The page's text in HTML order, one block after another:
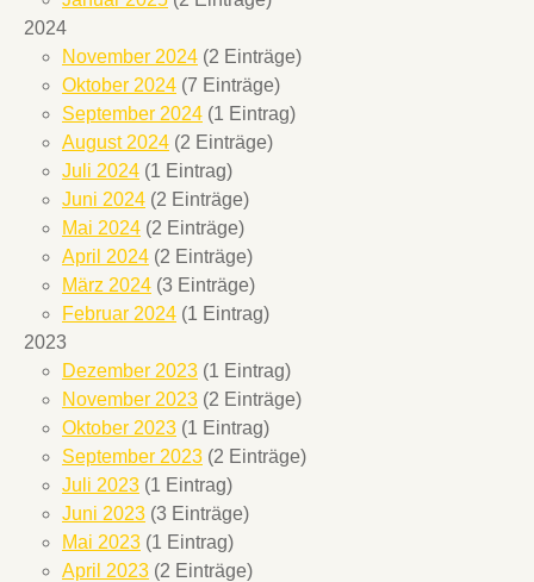
2024
November 2024 (2 Einträge)
Oktober 2024 (7 Einträge)
September 2024 (1 Eintrag)
August 2024 (2 Einträge)
Juli 2024 (1 Eintrag)
Juni 2024 (2 Einträge)
Mai 2024 (2 Einträge)
April 2024 (2 Einträge)
März 2024 (3 Einträge)
Februar 2024 (1 Eintrag)
2023
Dezember 2023 (1 Eintrag)
November 2023 (2 Einträge)
Oktober 2023 (1 Eintrag)
September 2023 (2 Einträge)
Juli 2023 (1 Eintrag)
Juni 2023 (3 Einträge)
Mai 2023 (1 Eintrag)
April 2023 (2 Einträge)